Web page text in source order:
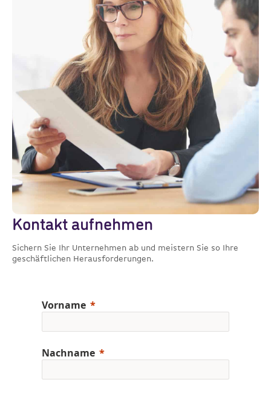
Kontakt aufnehmen
Sichern Sie Ihr Unternehmen ab und meistern Sie so Ihre
geschäftlichen Herausforderungen.
Vorname
Nachname